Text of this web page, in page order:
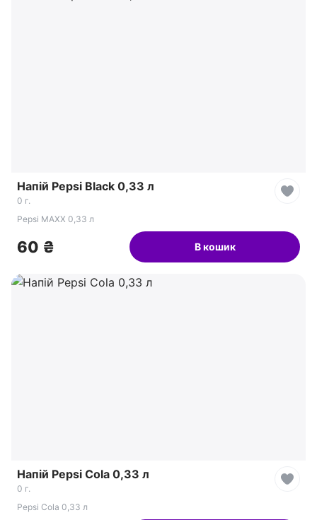
Напій Pepsi Black 0,33 л
0 г.
Pepsi MAXX 0,33 л
60 ₴ В кошик
Напій Pepsi Cola 0,33 л
0 г.
Pepsi Cola 0,33 л